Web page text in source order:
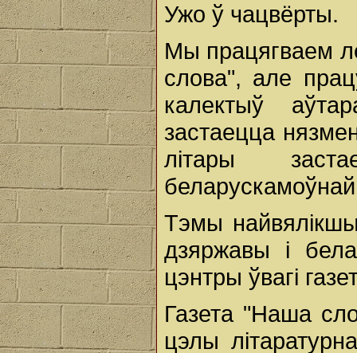
Ужо ў чацвёрты.
Мы працягваем
слова", але
калектыў
застаецца
літары
Тэмы
дзяржавы і
цэнтры ўвагі
Газета "Наша
цэлы